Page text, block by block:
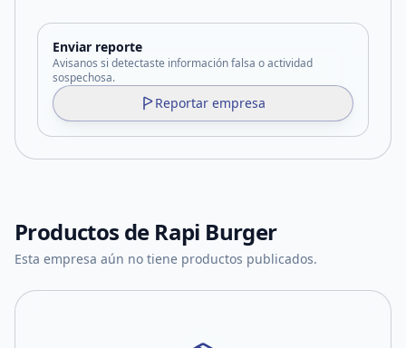
Enviar reporte
Avisanos si detectaste información falsa o actividad
sospechosa.
Reportar empresa
Productos de Rapi Burger
Esta empresa aún no tiene productos publicados.